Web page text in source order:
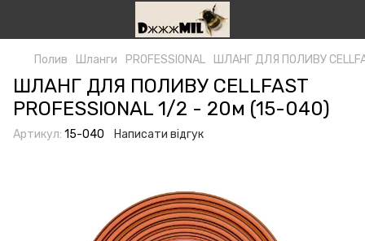
Полив Шланги PROFESSIONAL ШЛАНГ ДЛЯ ПОЛИВУ
ШЛАНГ ДЛЯ ПОЛИВУ СELLFAST
PROFESSIONAL 1/2 - 20м (15-040)
Артикул: 15-040 Написати відгук